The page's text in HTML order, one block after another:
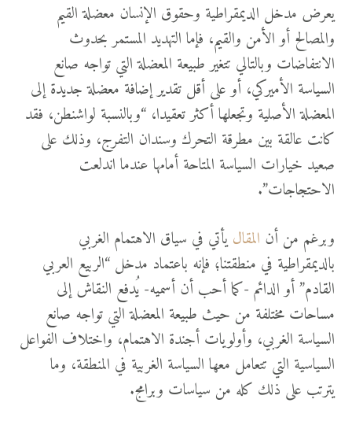
يعرض مدخل الديمقراطية وحقوق الإنسان معضلة القيم
والمصالح أو الأمن والقيم، فإما التهديد المستمر بحدوث
الانتفاضات وبالتالي تتغير طبيعة المعضلة التي تواجه صانع
السياسة الأميركي، أو على أقل تقدير إضافة معضلة جديدة إلى
المعضلة الأصلية وتجعلها أكثر تعقيدا، “وبالنسبة لواشنطن، فقد
كانت عالقة بين مطرقة التحرك وسندان التفرج، وذلك على
صعيد خيارات السياسة المتاحة أمامها عندما اندلعت
الاحتجاجات”.
وبرغم من أن المقاليأتي في سياق الاهتمام الغربي
بالديمقراطية في منطقتنا؛ فإنه باعتماد مدخل “الربيع العربي
القادم” أو الدائم -كما أحب أن أسميه- يُدفع النقاش إلى
مساحات مختلفة من حيث طبيعة المعضلة التي تواجه صانع
السياسة الغربي، وأولويات أجندة الاهتمام، واختلاف الفواعل
السياسية التي تتعامل معها السياسة الغربية في المنطقة، وما
يترتب على ذلك كله من سياسات وبرامج.